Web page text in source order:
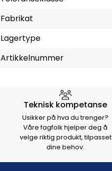
Fabrikat
Lagertype
Artikkelnummer
Hvorfor velge
Teknisk kompetanse
Usikker på hva du trenger?
Våre fagfolk hjelper deg å
velge riktig produkt, tilpasset
dine behov.